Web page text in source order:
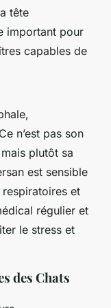
tête
important pour
capables de
n’est pas son
plutôt sa
est sensible
et
régulier et
le stress et
des Chats